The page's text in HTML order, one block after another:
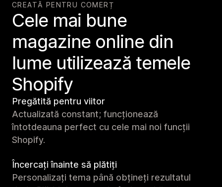
CREATĂ PENTRU COMERȚ
Cele mai bune
magazine online din
lume utilizează temele
Shopify
Pregătită pentru viitor
Actualizată constant; funcționează
întotdeauna perfect cu cele mai noi funcții
Shopify.
Încercați înainte să plătiți
Personalizați tema până obțineți rezultatul